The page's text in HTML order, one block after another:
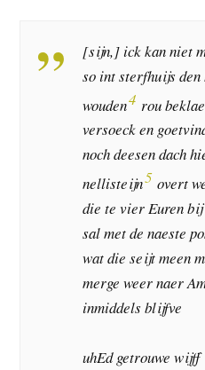
[sijn,] ick kan niet
so int sterfhuijs
wouden4 rou
versoeck en
noch deesen dach
nellisteijn5 overt
die te vier Euren
sal met de naeste
wat die seijt meen
merge weer naer
inmiddels blijfve
uhEd getrouwe wijff